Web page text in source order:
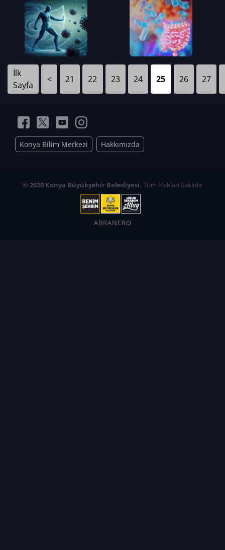
İlk
Sayfa
< 21 22 23 24 25 26 27
Konya Bilim Merkezi Hakkımızda
© 2020 Konya Büyükşehir Belediyesi. Tüm Hakları Saklıdır
ABRANERO